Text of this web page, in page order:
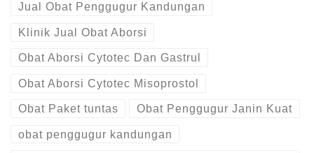
Jual Obat Penggugur Kandungan
Klinik Jual Obat Aborsi
Obat Aborsi Cytotec Dan Gastrul
Obat Aborsi Cytotec Misoprostol
Obat Paket tuntas Obat Penggugur Janin Kuat
obat penggugur kandungan